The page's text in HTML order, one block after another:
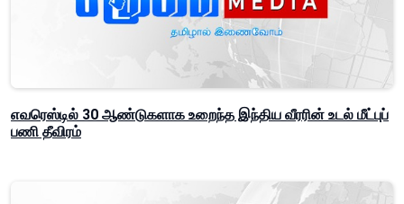
எவரெஸ்டில் 30 ஆண்டுகளாக உறைந்த இந்திய வீரரின் உடல் மீட்புப்
பணி தீவிரம்